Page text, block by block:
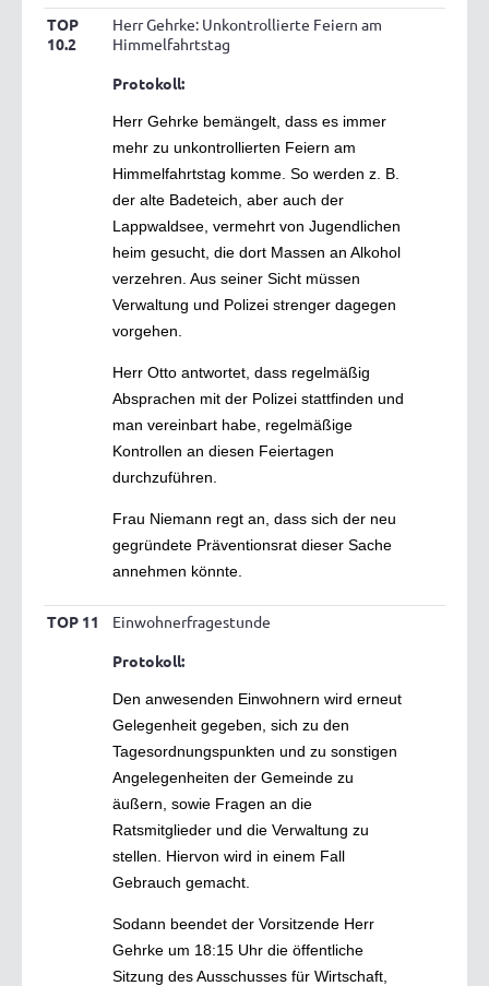
TOP
10.2
Herr Gehrke: Unkontrollierte Feiern am
Himmelfahrtstag
Protokoll:
Herr Gehrke bemängelt, dass es immer
mehr zu unkontrollierten Feiern am
Himmelfahrtstag komme. So werden z. B.
der alte Badeteich, aber auch der
Lappwaldsee, vermehrt von Jugendlichen
heim gesucht, die dort Massen an Alkohol
verzehren. Aus seiner Sicht müssen
Verwaltung und Polizei strenger dagegen
vorgehen.
Herr Otto antwortet, dass regelmäßig
Absprachen mit der Polizei stattfinden und
man vereinbart habe, regelmäßige
Kontrollen an diesen Feiertagen
durchzuführen.
Frau Niemann regt an, dass sich der neu
gegründete Präventionsrat dieser Sache
annehmen könnte.
TOP 11
Einwohnerfragestunde
Protokoll:
Den anwesenden Einwohnern wird erneut
Gelegenheit gegeben, sich zu den
Tagesordnungspunkten und zu sonstigen
Angelegenheiten der Gemeinde zu
äußern, sowie Fragen an die
Ratsmitglieder und die Verwaltung zu
stellen. Hiervon wird in einem Fall
Gebrauch gemacht.
Sodann beendet der Vorsitzende Herr
Gehrke um 18:15 Uhr die öffentliche
Sitzung des Ausschusses für Wirtschaft,